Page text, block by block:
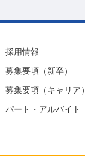
採用情報
募集要項（新卒）
募集要項（キャリア）
パート・アルバイト